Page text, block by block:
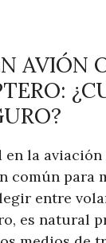
AVIÓN
en la aviación
común para
entre
es natural